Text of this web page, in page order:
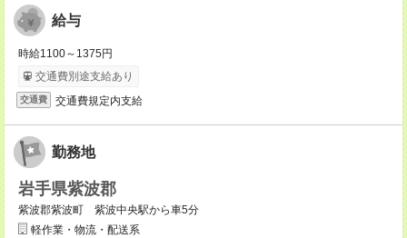
給与
時給1100～1375円
交通費別途支給あり
交通費 交通費規定内支給
勤務地
岩手県紫波郡
紫波郡紫波町 紫波中央駅から車5分
軽作業・物流・配送系